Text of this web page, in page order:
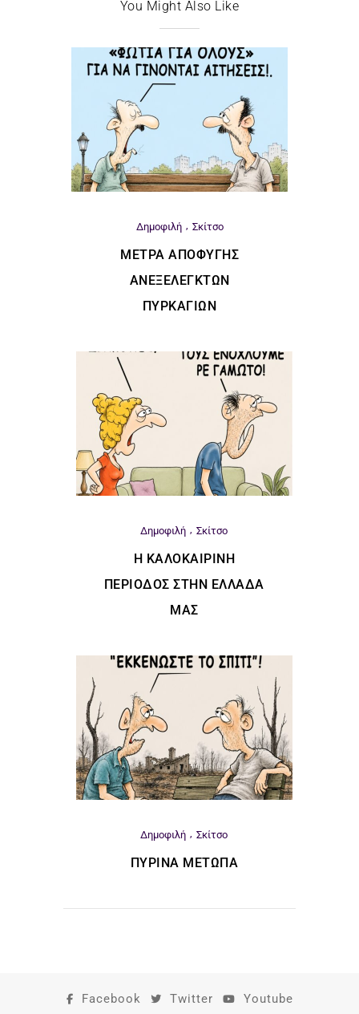
You Might Also Like
Δημοφιλή Σκίτσο
ΜΈΤΡΑ ΑΠΟΦΥΓΉΣ
ΑΝΕΞΈΛΕΓΚΤΩΝ
ΠΥΡΚΑΓΙΏΝ
Δημοφιλή Σκίτσο
Η ΚΑΛΟΚΑΙΡΙΝΉ
ΠΕΡΊΟΔΟΣ ΣΤΗΝ ΕΛΛΆΔΑ
ΜΑΣ
Δημοφιλή Σκίτσο
ΠΎΡΙΝΑ ΜΈΤΩΠΑ
Facebook Twitter Youtube